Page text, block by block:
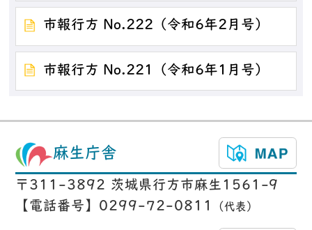
市報行方 No.222（令和6年2月号）
市報行方 No.221（令和6年1月号）
麻生庁舎
〒311-3892 茨城県行方市麻生1561-9
【電話番号】0299-72-0811
（代表）